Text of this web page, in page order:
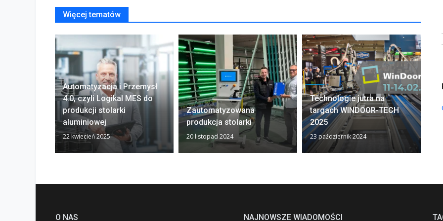
Więcej tematów
Automatyzacja i Przemysł
4.0, czyli Logikal MES do
produkcji stolarki
aluminiowej
22 kwiecień 2025
Zautomatyzowana
produkcja stolarki
20 listopad 2024
Technologie jutra na
targach WINDOOR-TECH
2025
23 październik 2024
O NAS NAJNOWSZE WIADOMOŚCI